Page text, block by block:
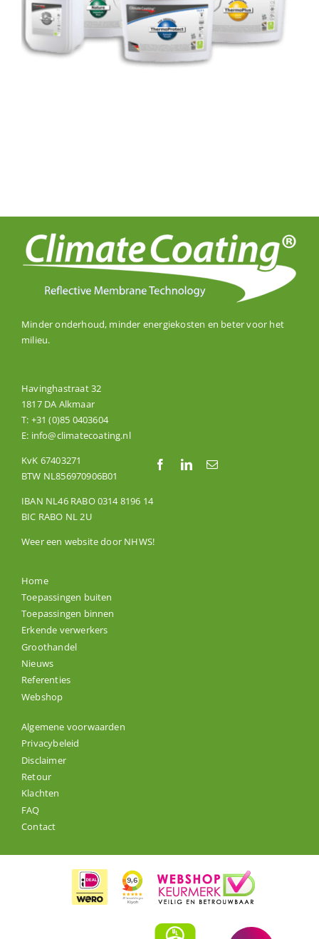
Minder onderhoud, minder energiekosten en beter voor het
milieu.
Home
Toepassingen buiten
Toepassingen binnen
Erkende verwerkers
Groothandel
Nieuws
Referenties
Webshop
Algemene voorwaarden
Privacybeleid
Disclaimer
Retour
Klachten
FAQ
Contact
Havinghastraat 32
1817 DA Alkmaar
T: +31 (0)85 0403604
E: info@climatecoating.nl
KvK 67403271
BTW NL856970906B01
IBAN NL46 RABO 0314 8196 14
BIC RABO NL 2U
Weer een website door NHWS!